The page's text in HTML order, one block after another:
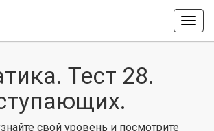
Тест 28.
свой уровень и посмотрите